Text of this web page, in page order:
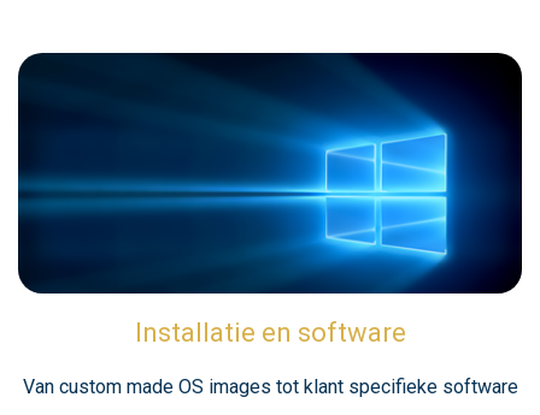
Installatie en software
Van custom made OS images tot klant specifieke software